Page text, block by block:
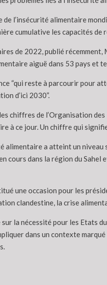
l’insécurité alimentaire
cumulative les capacités
de 2022, publié
aiguë dans 53 pays et
“qui reste à parcourir pour
d’ici 2030”.
chiffres de l’Organisation
à ce jour. Un chiffre qui
alimentaire a atteint un
cours dans la région du
une occasion pour les
clandestine, la crise
la nécessité pour les Etats
dans un contexte